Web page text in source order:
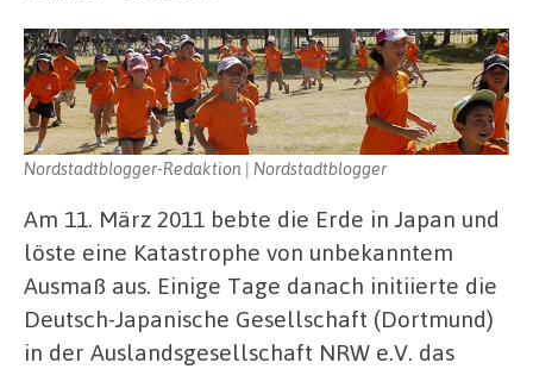
Nordstadtblogger-Redaktion | Nordstadtblogger
Am 11. März 2011 bebte die Erde in Japan und
löste eine Katastrophe von unbekanntem
Ausmaß aus. Einige Tage danach initiierte die
Deutsch-Japanische Gesellschaft (Dortmund)
in der Auslandsgesellschaft NRW e.V. das